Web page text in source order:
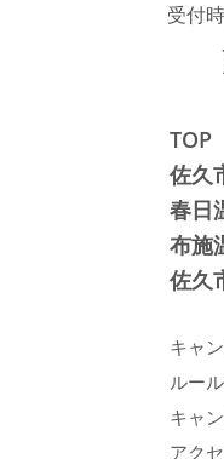
受付
TOP
佐久
春日
布施
佐久
キャ
ルー
キャ
アク